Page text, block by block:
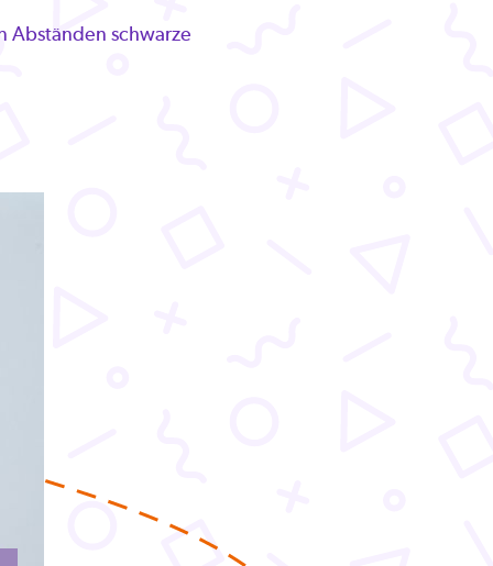
Abständen schwarze